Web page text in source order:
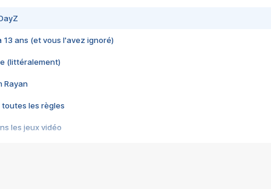
13 ans (et vous l'avez ignoré)
(littéralement)
Rayan
toutes les règles
les jeux vidéo